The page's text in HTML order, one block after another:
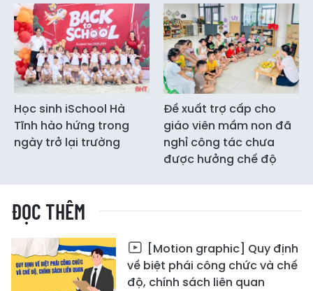
Học sinh iSchool Hà
Tĩnh hào hứng trong
ngày trở lại trường
Đề xuất trợ cấp cho
giáo viên mầm non đã
nghỉ công tác chưa
được hưởng chế độ
ĐỌC THÊM
[Motion graphic] Quy định
về biệt phái công chức và chế
độ, chính sách liên quan